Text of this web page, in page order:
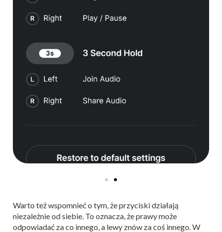
Warto też wspomnieć o tym, że przyciski działają
niezależnie od siebie. To oznacza, że prawy może
odpowiadać za co innego, a lewy znów za coś innego. W